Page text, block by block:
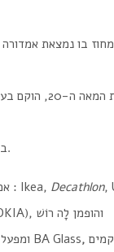
בו נמצאת
בתחילת
במשך הזמן, עקב גידול מספר התושבים ופיתוח עירוני, ב-1979 קיבלה אמדורה מעמד של עיר.
אמדורה היא בעיקר עיר מגורים, אך נמצאים בה פארקים מסחריים, תעשיות וחברות גדולות, כמו : Ikea, Decathlon,
ומפעל הזכוכית BA Glass,